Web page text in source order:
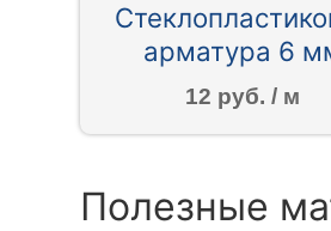
арматура 6
12 руб. / м
Полезные